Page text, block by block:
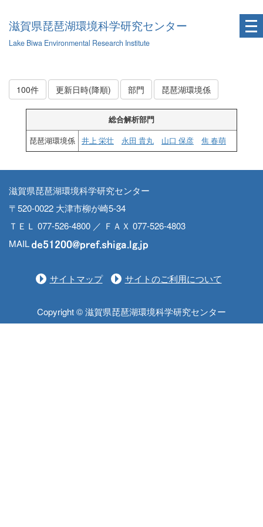
滋賀県琵琶湖環境科学研究センター
Lake Biwa Environmental Research Institute
100件 更新日時(降順) 部門 琵琶湖環境係
総合解析部門
琵琶湖環境係
井上 栄壮 永田 貴丸 山口 保彦 焦 春萌
滋賀県琵琶湖環境科学研究センター
〒520-0022 大津市柳が崎5-34
ＴＥＬ 077-526-4800 ／ ＦＡＸ 077-526-4803
MAIL
サイトマップ サイトのご利用について
Copyright © 滋賀県琵琶湖環境科学研究センター